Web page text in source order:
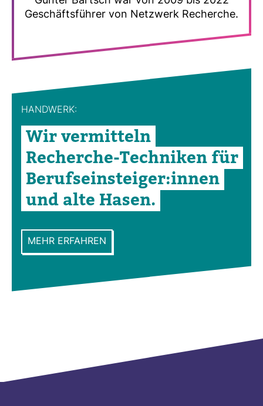
Geschäfts­führer von Netz­werk Recherche.
HAND­WERK:
Wir ver­mit­teln
Recherche-​Tech­niken für
Berufs­ein­steiger:innen
und alte Hasen.
MEHR ERFAHREN